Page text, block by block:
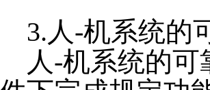
人-机系统的
-机系统的可